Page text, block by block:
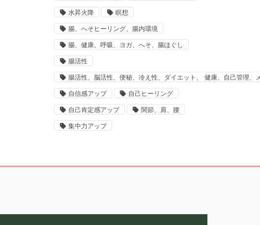
水昇火降 瞑想
腸、へそヒーリング、腸内環境
腸、健康、呼吸、ヨガ、へそ、腸ほぐし
腸活性
腸活性、脳活性、便秘、冷え性、ダイエット、 健康、自己管理、
自信感アップ 自己ヒーリング
自己肯定感アップ 関節、肩、腰
集中力アップ